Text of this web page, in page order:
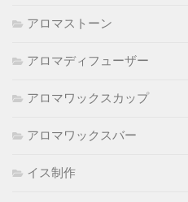
アロマストーン
アロマディフューザー
アロマワックスカップ
アロマワックスバー
イス制作